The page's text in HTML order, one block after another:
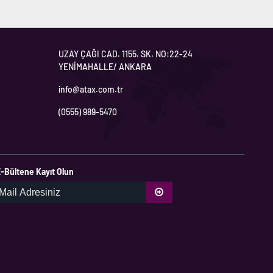
UZAY ÇAĞI CAD. 1155. SK. NO:22-24
YENİMAHALLE/ ANKARA
info@atax.com.tr
(0555) 989-5470
Bültene Kayıt Olun